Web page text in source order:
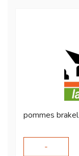
pommes brakel
-